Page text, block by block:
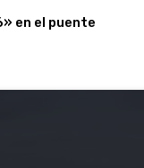
en el puente